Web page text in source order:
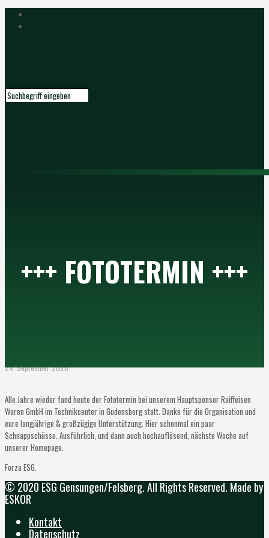
+++ FOTOTERMIN +++
24. September 2020
Alle Jahre wieder fand heute der Fototermin bei unserem Hauptsponsor Raiffeisen
Waren GmbH im Technikcenter in Gudensberg statt. Danke für die Organisation und
eure langjährige & großzügige Unterstützung. Hier schonmal ein paar
Schnappschüsse. Ausführlich, und dann auch hochauflösend, nächste Woche auf
unserer Homepage.
Forza ESG.
© 2020 ESG Gensungen/Felsberg. All Rights Reserved. Made by
ESKOR
Kontakt
Datenschutz